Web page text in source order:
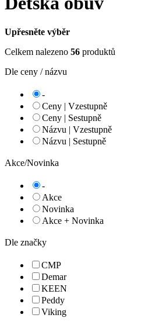
Upřesněte výběr
Celkem nalezeno 56 produktů
Dle ceny / názvu
-
Ceny | Vzestupně
Ceny | Sestupně
Názvu | Vzestupně
Názvu | Sestupně
Akce/Novinka
-
Akce
Novinka
Akce + Novinka
Dle značky
CMP
Demar
KEEN
Peddy
Viking